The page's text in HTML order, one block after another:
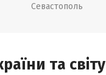
Севастополь
та світу